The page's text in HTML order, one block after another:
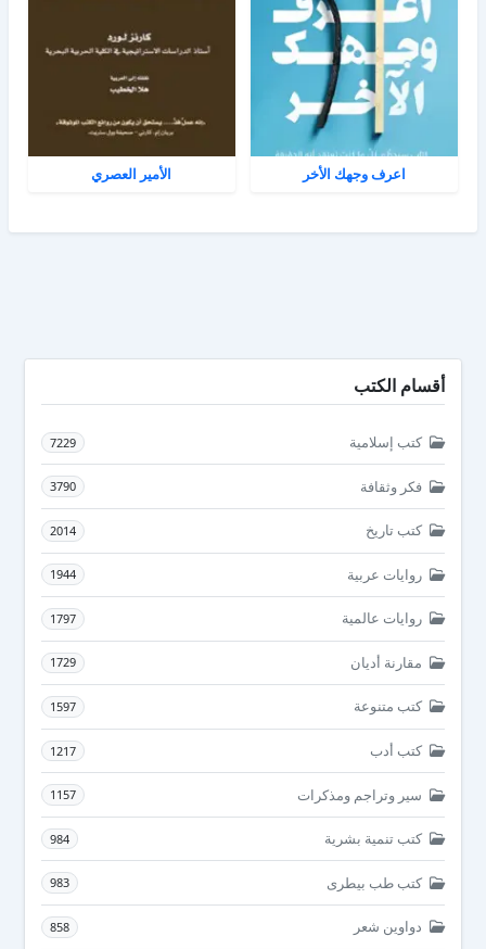
اعرف وجهك الأخر الأمير العصري
أقسام الكتب
كتب إسلامية 7229
فكر وثقافة 3790
كتب تاريخ 2014
روايات عربية 1944
روايات عالمية 1797
مقارنة أديان 1729
كتب متنوعة 1597
كتب أدب 1217
سير وتراجم ومذكرات 1157
كتب تنمية بشرية 984
كتب طب بيطرى 983
دواوين شعر 858